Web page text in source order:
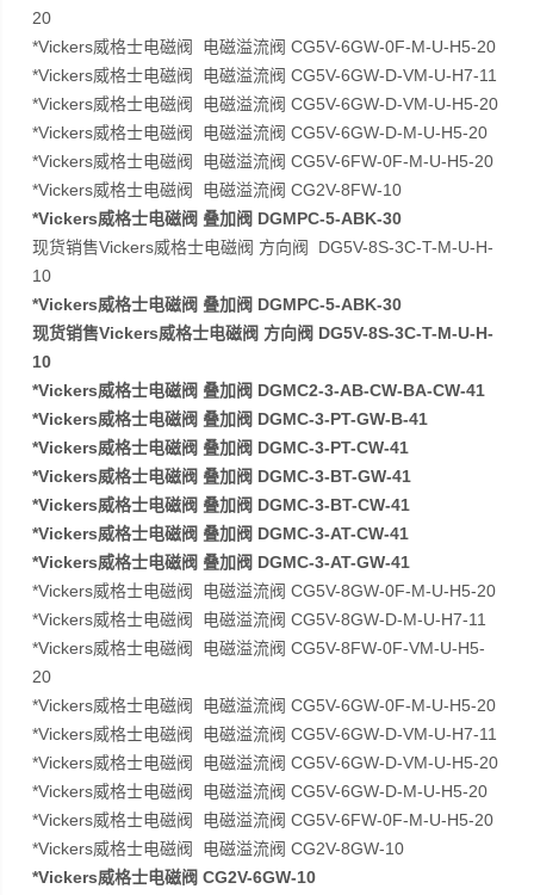
20
*Vickers威格士电磁阀 电磁溢流阀 CG5V-6GW-0F-M-U-H5-20
*Vickers威格士电磁阀 电磁溢流阀 CG5V-6GW-D-VM-U-H7-11
*Vickers威格士电磁阀 电磁溢流阀 CG5V-6GW-D-VM-U-H5-20
*Vickers威格士电磁阀 电磁溢流阀 CG5V-6GW-D-M-U-H5-20
*Vickers威格士电磁阀 电磁溢流阀 CG5V-6FW-0F-M-U-H5-20
*Vickers威格士电磁阀 电磁溢流阀 CG2V-8FW-10
*Vickers威格士电磁阀 叠加阀 DGMPC-5-ABK-30
现货销售Vickers威格士电磁阀 方向阀 DG5V-8S-3C-T-M-U-H-
10
*Vickers威格士电磁阀 叠加阀 DGMPC-5-ABK-30
现货销售Vickers威格士电磁阀 方向阀 DG5V-8S-3C-T-M-U-H-
10
*Vickers威格士电磁阀 叠加阀 DGMC2-3-AB-CW-BA-CW-41
*Vickers威格士电磁阀 叠加阀 DGMC-3-PT-GW-B-41
*Vickers威格士电磁阀 叠加阀 DGMC-3-PT-CW-41
*Vickers威格士电磁阀 叠加阀 DGMC-3-BT-GW-41
*Vickers威格士电磁阀 叠加阀 DGMC-3-BT-CW-41
*Vickers威格士电磁阀 叠加阀 DGMC-3-AT-CW-41
*Vickers威格士电磁阀 叠加阀 DGMC-3-AT-GW-41
*Vickers威格士电磁阀 电磁溢流阀 CG5V-8GW-0F-M-U-H5-20
*Vickers威格士电磁阀 电磁溢流阀 CG5V-8GW-D-M-U-H7-11
*Vickers威格士电磁阀 电磁溢流阀 CG5V-8FW-0F-VM-U-H5-
20
*Vickers威格士电磁阀 电磁溢流阀 CG5V-6GW-0F-M-U-H5-20
*Vickers威格士电磁阀 电磁溢流阀 CG5V-6GW-D-VM-U-H7-11
*Vickers威格士电磁阀 电磁溢流阀 CG5V-6GW-D-VM-U-H5-20
*Vickers威格士电磁阀 电磁溢流阀 CG5V-6GW-D-M-U-H5-20
*Vickers威格士电磁阀 电磁溢流阀 CG5V-6FW-0F-M-U-H5-20
*Vickers威格士电磁阀 电磁溢流阀 CG2V-8GW-10
*Vickers威格士电磁阀 CG2V-6GW-10